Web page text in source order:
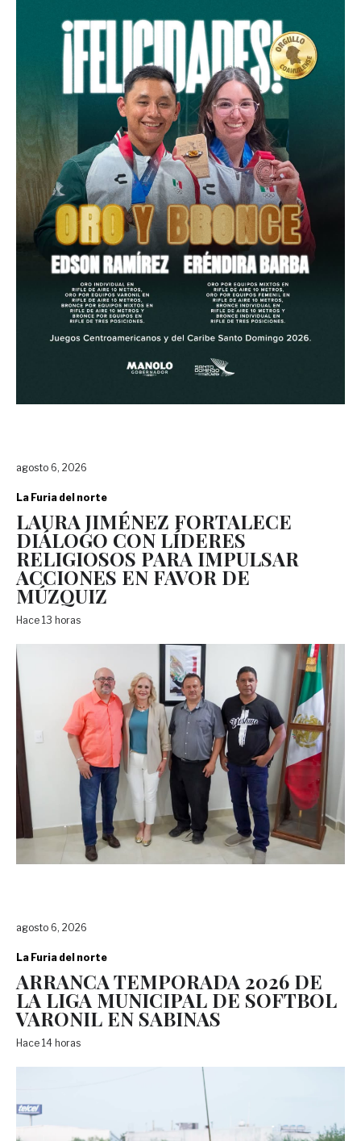
agosto 6, 2026
La Furia del norte
LAURA JIMÉNEZ FORTALECE
DIÁLOGO CON LÍDERES
RELIGIOSOS PARA IMPULSAR
ACCIONES EN FAVOR DE
MÚZQUIZ
Hace 13 horas
agosto 6, 2026
La Furia del norte
ARRANCA TEMPORADA 2026 DE
LA LIGA MUNICIPAL DE SOFTBOL
VARONIL EN SABINAS
Hace 14 horas